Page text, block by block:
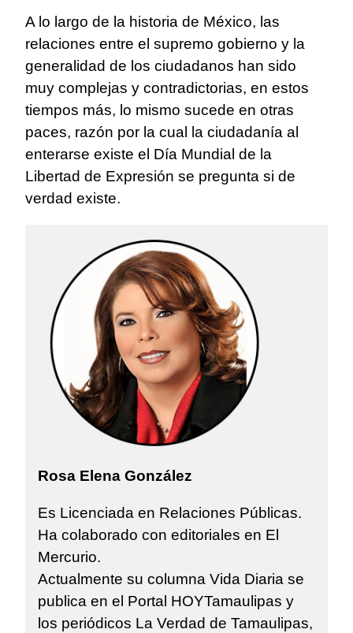
A lo largo de la historia de México, las
relaciones entre el supremo gobierno y la
generalidad de los ciudadanos han sido
muy complejas y contradictorias, en estos
tiempos más, lo mismo sucede en otras
paces, razón por la cual la ciudadanía al
enterarse existe el Día Mundial de la
Libertad de Expresión se pregunta si de
verdad existe.
Rosa Elena González
Es Licenciada en Relaciones Públicas.
Ha colaborado con editoriales en El
Mercurio.
Actualmente su columna Vida Diaria se
publica en el Portal HOYTamaulipas y
los periódicos La Verdad de Tamaulipas,